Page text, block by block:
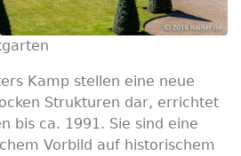
Kamp stellen eine neue
Strukturen dar, errichtet
bis ca. 1991. Sie sind eine
Vorbild auf historischem